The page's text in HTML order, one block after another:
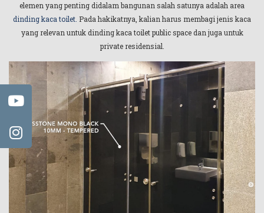
elemen yang penting didalam bangunan salah satunya adalah area
dinding kaca toilet. Pada hakikatnya, kalian harus membagi jenis kaca
yang relevan untuk dinding kaca toilet public space dan juga untuk
private residensial.